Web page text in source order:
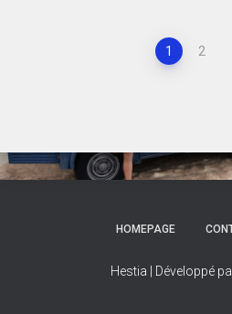
1 2
HOMEPAGE
Hestia | Développé